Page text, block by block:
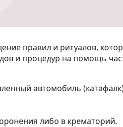
правил и ритуалов,
и процедур на помощь
автомобиль
либо в крематорий.